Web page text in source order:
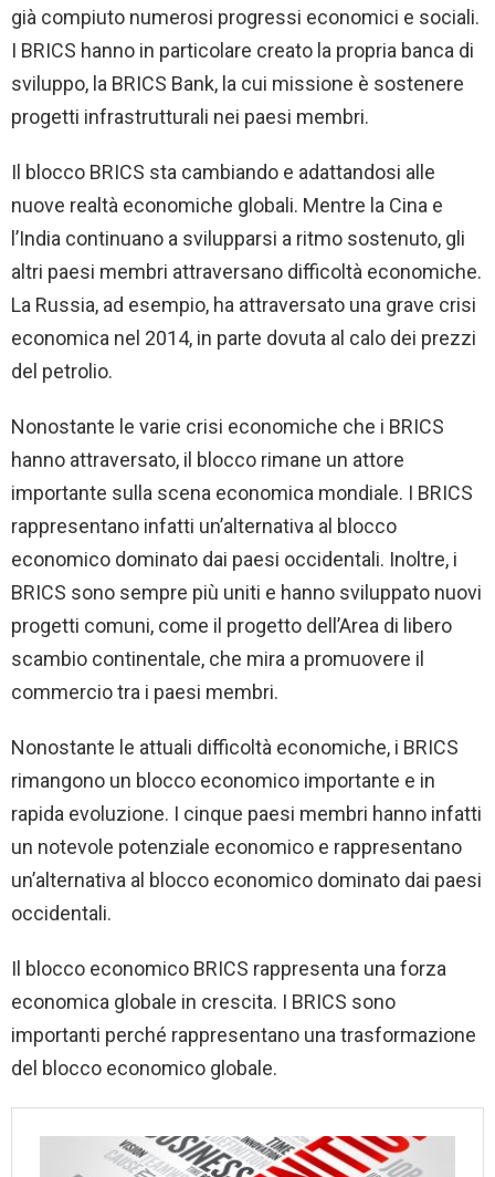
già compiuto numerosi progressi economici e sociali.
I BRICS hanno in particolare creato la propria banca di
sviluppo, la BRICS Bank, la cui missione è sostenere
progetti infrastrutturali nei paesi membri.
Il blocco BRICS sta cambiando e adattandosi alle
nuove realtà economiche globali. Mentre la Cina e
l’India continuano a svilupparsi a ritmo sostenuto, gli
altri paesi membri attraversano difficoltà economiche.
La Russia, ad esempio, ha attraversato una grave crisi
economica nel 2014, in parte dovuta al calo dei prezzi
del petrolio.
Nonostante le varie crisi economiche che i BRICS
hanno attraversato, il blocco rimane un attore
importante sulla scena economica mondiale. I BRICS
rappresentano infatti un’alternativa al blocco
economico dominato dai paesi occidentali. Inoltre, i
BRICS sono sempre più uniti e hanno sviluppato nuovi
progetti comuni, come il progetto dell’Area di libero
scambio continentale, che mira a promuovere il
commercio tra i paesi membri.
Nonostante le attuali difficoltà economiche, i BRICS
rimangono un blocco economico importante e in
rapida evoluzione. I cinque paesi membri hanno infatti
un notevole potenziale economico e rappresentano
un’alternativa al blocco economico dominato dai paesi
occidentali.
Il blocco economico BRICS rappresenta una forza
economica globale in crescita. I BRICS sono
importanti perché rappresentano una trasformazione
del blocco economico globale.